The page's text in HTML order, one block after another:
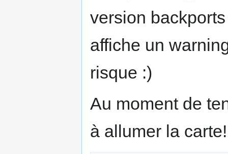
version
affiche un
risque :)
Au moment de
à allumer la carte!